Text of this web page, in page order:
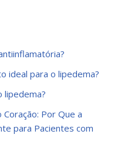
ideal para o lipedema?
lipedema?
Por Que a
para Pacientes com